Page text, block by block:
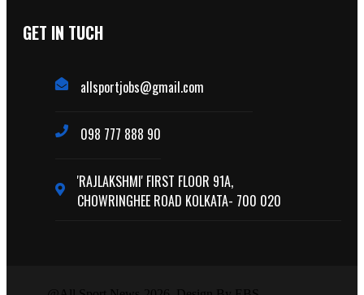
GET IN TUCH
allsportjobs@gmail.com
098 777 888 90
'RAJLAKSHMI' FIRST FLOOR 91A,
CHOWRINGHEE ROAD KOLKATA- 700 020